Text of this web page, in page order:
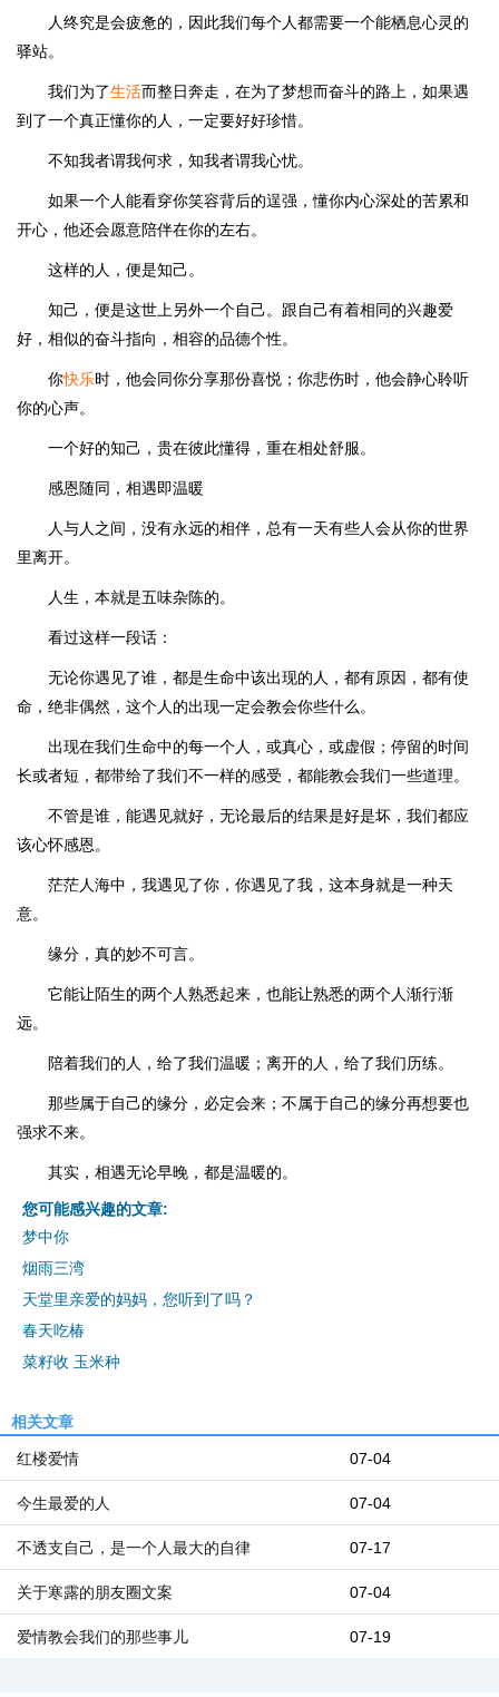
人终究是会疲惫的，因此我们每个人都需要一个能栖息心灵的
驿站。
我们为了生活而整日奔走，在为了梦想而奋斗的路上，如果遇
到了一个真正懂你的人，一定要好好珍惜。
不知我者谓我何求，知我者谓我心忧。
如果一个人能看穿你笑容背后的逞强，懂你内心深处的苦累和
开心，他还会愿意陪伴在你的左右。
这样的人，便是知己。
知己，便是这世上另外一个自己。跟自己有着相同的兴趣爱
好，相似的奋斗指向，相容的品德个性。
你快乐时，他会同你分享那份喜悦；你悲伤时，他会静心聆听
你的心声。
一个好的知己，贵在彼此懂得，重在相处舒服。
感恩随同，相遇即温暖
人与人之间，没有永远的相伴，总有一天有些人会从你的世界
里离开。
人生，本就是五味杂陈的。
看过这样一段话：
无论你遇见了谁，都是生命中该出现的人，都有原因，都有使
命，绝非偶然，这个人的出现一定会教会你些什么。
出现在我们生命中的每一个人，或真心，或虚假；停留的时间
长或者短，都带给了我们不一样的感受，都能教会我们一些道理。
不管是谁，能遇见就好，无论最后的结果是好是坏，我们都应
该心怀感恩。
茫茫人海中，我遇见了你，你遇见了我，这本身就是一种天
意。
缘分，真的妙不可言。
它能让陌生的两个人熟悉起来，也能让熟悉的两个人渐行渐
远。
陪着我们的人，给了我们温暖；离开的人，给了我们历练。
那些属于自己的缘分，必定会来；不属于自己的缘分再想要也
强求不来。
其实，相遇无论早晚，都是温暖的。
您可能感兴趣的文章:
梦中你
烟雨三湾
天堂里亲爱的妈妈，您听到了吗？
春天吃椿
菜籽收 玉米种
相关文章
07-04
红楼爱情
07-04
今生最爱的人
07-17
不透支自己，是一个人最大的自律
07-04
关于寒露的朋友圈文案
07-19
爱情教会我们的那些事儿